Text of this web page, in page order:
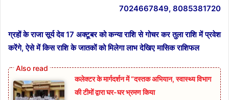
7024667849, 8085381720
ग्रहों के राजा सूर्य देव 17 अक्टूबर को कन्या राशि से गोचर कर तुला राशि में प्रवेश
करेंगे, ऐसे में किस राशि के जातकों को मिलेगा लाभ देखिए मासिक राशिफल
कलेक्टर के मार्गदर्शन में “दस्तक अभियान,‌ स्वास्थ्य विभाग
की टीमों द्वारा घर-घर भ्रमण किया